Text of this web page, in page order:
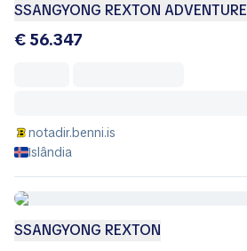
SSANGYONG REXTON ADVENTURE
€ 56.347
notadir.benni.is
Islândia
SSANGYONG REXTON